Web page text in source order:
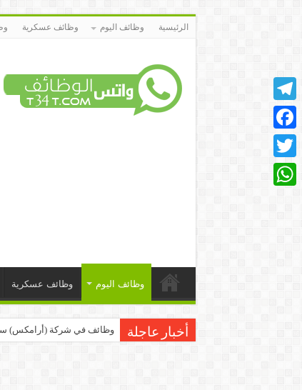
الرئيسية وظائف اليوم وظائف عسكرية
وظائف اليوم وظائف عسكرية
أخبار عاجلة وظائف في شركة (أرامكس)
Telegram
Facebook
Twitter